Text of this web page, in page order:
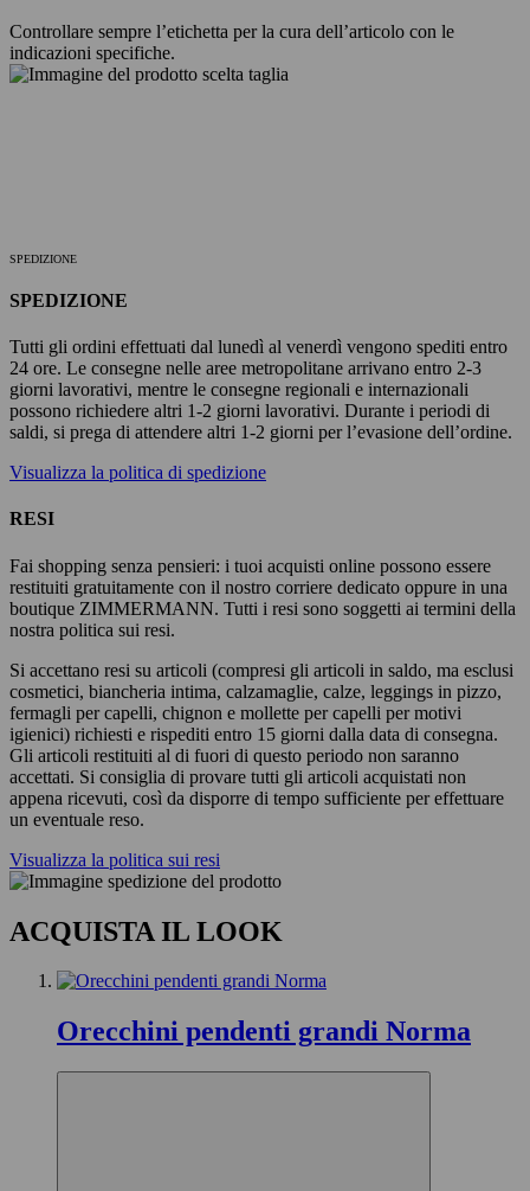
Controllare sempre l’etichetta per la cura dell’articolo con le
indicazioni specifiche.
SPEDIZIONE
SPEDIZIONE
Tutti gli ordini effettuati dal lunedì al venerdì vengono spediti entro
24 ore. Le consegne nelle aree metropolitane arrivano entro 2-3
giorni lavorativi, mentre le consegne regionali e internazionali
possono richiedere altri 1-2 giorni lavorativi. Durante i periodi di
saldi, si prega di attendere altri 1-2 giorni per l’evasione dell’ordine.
Visualizza la politica di spedizione
RESI
Fai shopping senza pensieri: i tuoi acquisti online possono essere
restituiti gratuitamente con il nostro corriere dedicato oppure in una
boutique ZIMMERMANN. Tutti i resi sono soggetti ai termini della
nostra politica sui resi.
Si accettano resi su articoli (compresi gli articoli in saldo, ma esclusi
cosmetici, biancheria intima, calzamaglie, calze, leggings in pizzo,
fermagli per capelli, chignon e mollette per capelli per motivi
igienici) richiesti e rispediti entro 15 giorni dalla data di consegna.
Gli articoli restituiti al di fuori di questo periodo non saranno
accettati. Si consiglia di provare tutti gli articoli acquistati non
appena ricevuti, così da disporre di tempo sufficiente per effettuare
un eventuale reso.
Visualizza la politica sui resi
ACQUISTA IL LOOK
Orecchini pendenti grandi Norma